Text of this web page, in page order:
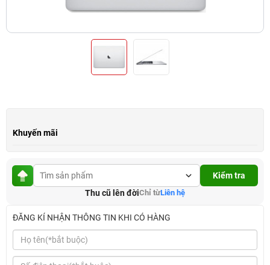
Khuyến mãi
Kiểm tra
Thu cũ lên đờiChỉ từLiên hệ
ĐĂNG KÍ NHẬN THÔNG TIN KHI CÓ HÀNG